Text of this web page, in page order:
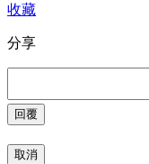
收藏
分享
取消